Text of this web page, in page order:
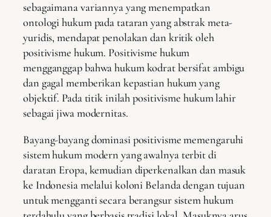
sebagaimana variannya yang menempatkan
ontologi hukum pada tataran yang abstrak meta-
yuridis, mendapat penolakan dan kritik oleh
positivisme hukum. Positivisme hukum
mengganggap bahwa hukum kodrat bersifat ambigu
dan gagal memberikan kepastian hukum yang
objektif. Pada titik inilah positivisme hukum lahir
sebagai jiwa modernitas.
Bayang-bayang dominasi positivisme memengaruhi
sistem hukum modern yang awalnya terbit di
daratan Eropa, kemudian diperkenalkan dan masuk
ke Indonesia melalui koloni Belanda dengan tujuan
untuk mengganti secara berangsur sistem hukum